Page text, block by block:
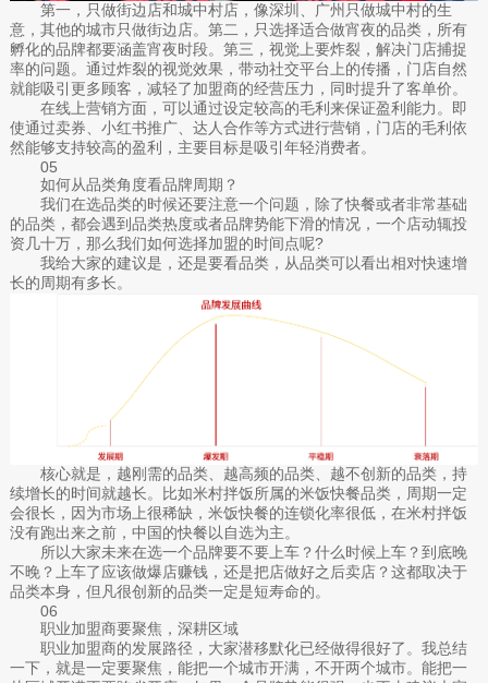
第一，只做街边店和城中村店，像深圳、广州只做城中村的生
意，其他的城市只做街边店。第二，只选择适合做宵夜的品类，所有
孵化的品牌都要涵盖宵夜时段。第三，视觉上要炸裂，解决门店捕捉
率的问题。通过炸裂的视觉效果，带动社交平台上的传播，门店自然
就能吸引更多顾客，减轻了加盟商的经营压力，同时提升了客单价。
在线上营销方面，可以通过设定较高的毛利来保证盈利能力。即
使通过卖券、小红书推广、达人合作等方式进行营销，门店的毛利依
然能够支持较高的盈利，主要目标是吸引年轻消费者。
05
如何从品类角度看品牌周期？
我们在选品类的时候还要注意一个问题，除了快餐或者非常基础
的品类，都会遇到品类热度或者品牌势能下滑的情况，一个店动辄投
资几十万，那么我们如何选择加盟的时间点呢?
我给大家的建议是，还是要看品类，从品类可以看出相对快速增
长的周期有多长。
核心就是，越刚需的品类、越高频的品类、越不创新的品类，持
续增长的时间就越长。比如米村拌饭所属的米饭快餐品类，周期一定
会很长，因为市场上很稀缺，米饭快餐的连锁化率很低，在米村拌饭
没有跑出来之前，中国的快餐以自选为主。
所以大家未来在选一个品牌要不要上车？什么时候上车？到底晚
不晚？上车了应该做爆店赚钱，还是把店做好之后卖店？这都取决于
品类本身，但凡很创新的品类一定是短寿命的。
06
职业加盟商要聚焦，深耕区域
职业加盟商的发展路径，大家潜移默化已经做得很好了。我总结
一下，就是一定要聚焦，能把一个城市开满，不开两个城市。能把一